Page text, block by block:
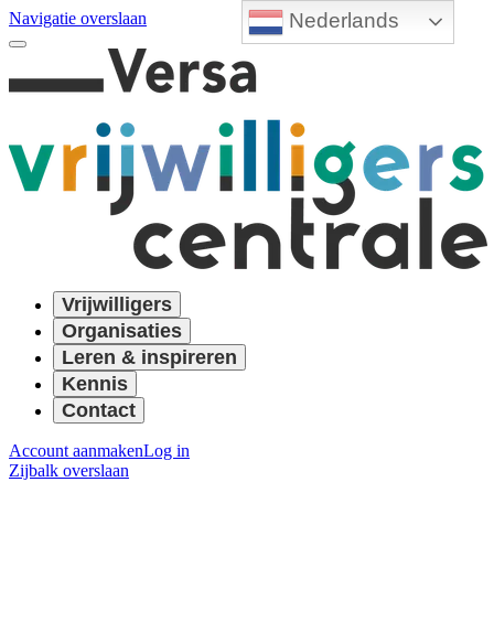
Nederlands
Navigatie overslaan
Vrijwilligers
Organisaties
Leren & inspireren
Kennis
Contact
Account aanmakenLog in
Zijbalk overslaan